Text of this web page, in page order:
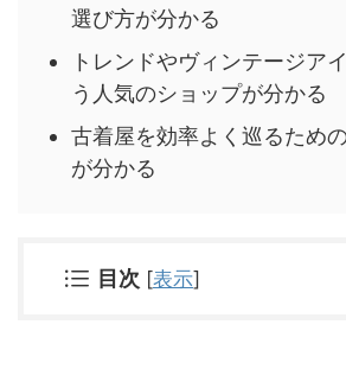
選び方が分かる
トレンドやヴィンテージア
う人気のショップが分かる
古着屋を効率よく巡るため
が分かる
目次 [表示]